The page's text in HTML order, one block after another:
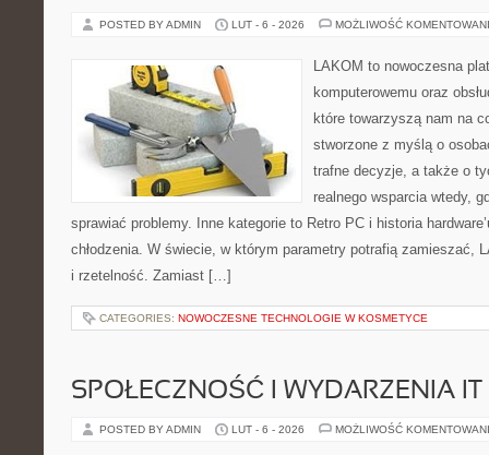
POSTED BY ADMIN LUT - 6 - 2026 MOŻLIWOŚĆ
LAKOM to nowoczesna
komputerowemu oraz
które towarzyszą nam na
stworzone z myślą o
trafne decyzje, a także o
realnego wsparcia wtedy,
sprawiać problemy. Inne kategorie to Retro PC i historia
chłodzenia. W świecie, w którym parametry potrafią zamieszać,
i rzetelność. Zamiast […]
CATEGORIES: NOWOCZESNE TECHNOLOGIE W KOSMETYCE
SPOŁECZNOŚĆ I WYDARZENIA IT
POSTED BY ADMIN LUT - 6 - 2026 MOŻLIWOŚĆ